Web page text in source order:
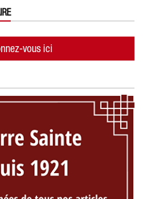
vous ici